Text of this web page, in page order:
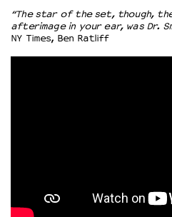
“The star of the set, though,
afterimage in your ear, was Dr.
NY Times, Ben Ratliff